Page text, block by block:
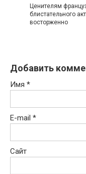
Ценителям
блистательного
восторженно
Добавить
Имя *
E-mail *
Сайт